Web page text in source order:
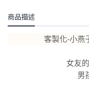
商品描述
客製化-小燕
女友
男